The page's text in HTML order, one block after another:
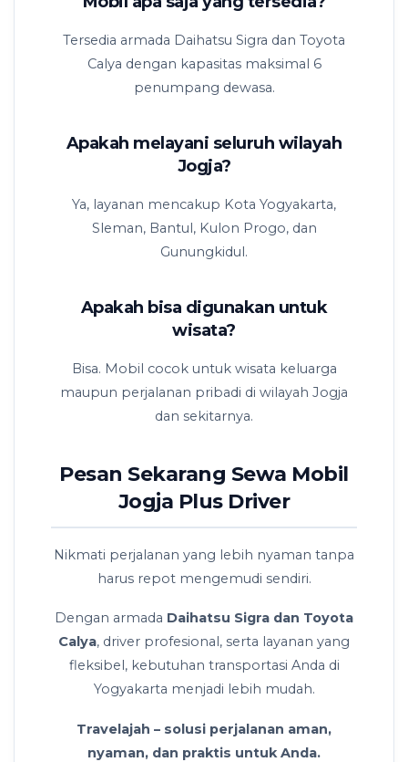
Tersedia armada Daihatsu Sigra dan Toyota
Calya dengan kapasitas maksimal 6
penumpang dewasa.
Apakah melayani seluruh wilayah
Jogja?
Ya, layanan mencakup Kota Yogyakarta,
Sleman, Bantul, Kulon Progo, dan
Gunungkidul.
Apakah bisa digunakan untuk
wisata?
Bisa. Mobil cocok untuk wisata keluarga
maupun perjalanan pribadi di wilayah Jogja
dan sekitarnya.
Pesan Sekarang Sewa Mobil
Jogja Plus Driver
Nikmati perjalanan yang lebih nyaman tanpa
harus repot mengemudi sendiri.
Dengan armada Daihatsu Sigra dan Toyota
Calya, driver profesional, serta layanan yang
fleksibel, kebutuhan transportasi Anda di
Yogyakarta menjadi lebih mudah.
Travelajah – solusi perjalanan aman,
nyaman, dan praktis untuk Anda.